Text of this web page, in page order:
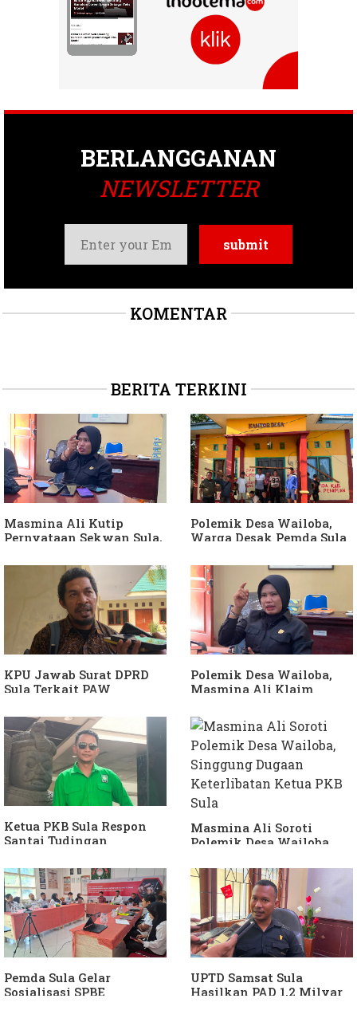
BERLANGGANAN
NEWSLETTER
KOMENTAR
BERITA TERKINI
Masmina Ali Kutip
Pernyataan Sekwan Sula,
Diduga Jadikan
Keponakan "ATM
Berjalan"
Polemik Desa Wailoba,
Warga Desak Pemda Sula
APH Usut Dugaan
Penyimpangan Dana Desa
KPU Jawab Surat DPRD
Sula Terkait PAW
Hanura
Polemik Desa Wailoba,
Masmina Ali Klaim
Keterlibatan Ketua PKB
Sula
Ketua PKB Sula Respon
Santai Tudingan
Dia Kangen Saya
Masmina Ali Soroti
Polemik Desa Wailoba,
Keterlibatan Ketua PKB
Sula
Pemda Sula Gelar
Sosialisasi SPBE
UPTD Samsat Sula
Hasilkan PAD 1,2 Milyar